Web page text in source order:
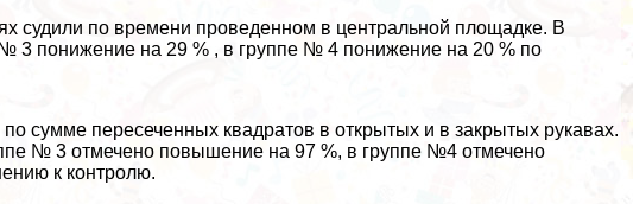
судили по времени проведенном в центральной площадке. В
3 понижение на 29 % , в группе № 4 понижение на 20 % по
сумме пересеченных квадратов в открытых и в закрытых рукавах.
№ 3 отмечено повышение на 97 %, в группе №4 отмечено
к контролю.